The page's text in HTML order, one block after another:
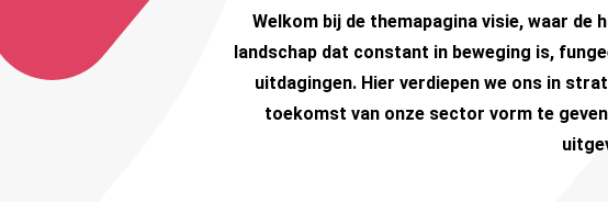
Welkom bij de themapagina visie, waar
landschap dat constant in beweging is,
uitdagingen. Hier verdiepen we ons in
toekomst van onze sector vorm te